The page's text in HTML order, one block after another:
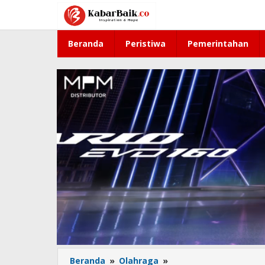
konten
Beranda Peristiwa Pemerintahan
Beranda » Olahraga »